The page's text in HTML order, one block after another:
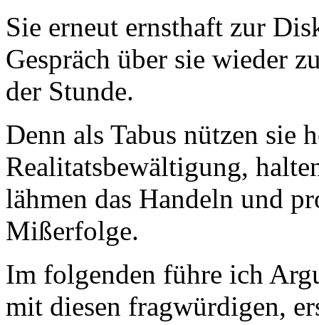
Sie erneut ernsthaft zur
Gespräch über sie wieder
der Stunde.
Denn als Tabus nützen sie
Realitatsbewältigung,
lähmen das Handeln und
Mißerfolge.
Im folgenden führe ich
mit diesen fragwürdigen,